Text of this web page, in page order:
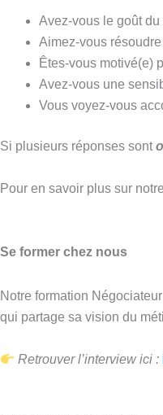
Avez-vous le goût
Aimez-vous
Êtes-vous motivé(e)
Avez-vous une
Vous voyez-vous
Si plusieurs réponses sont
Pour en savoir plus sur
Se former chez nous
Notre formation
qui partage sa vision du
Retrouver l’interview ici :